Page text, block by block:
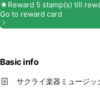
Basic info
サクライ楽器ミュージッ